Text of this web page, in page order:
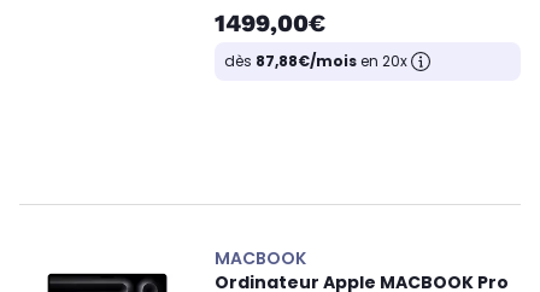
1499,00€
dès 87,88€/moisen 20x
MACBOOK
Ordinateur Apple MACBOOK Pro